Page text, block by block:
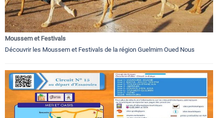
Moussem et Festivals
Découvrir les Moussem et Festivals de la région Guelmim Oued Nous